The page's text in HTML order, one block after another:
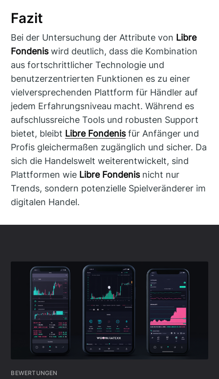
Fazit
Bei der Untersuchung der Attribute von Libre
Fondeniswird deutlich, dass die Kombination
aus fortschrittlicher Technologie und
benutzerzentrierten Funktionen es zu einer
vielversprechenden Plattform für Händler auf
jedem Erfahrungsniveau macht. Während es
aufschlussreiche Tools und robusten Support
bietet, bleibt Libre Fondenisfür Anfänger und
Profis gleichermaßen zugänglich und sicher. Da
sich die Handelswelt weiterentwickelt, sind
Plattformen wie Libre Fondenisnicht nur
Trends, sondern potenzielle Spielveränderer im
digitalen Handel.
BEWERTUNGEN